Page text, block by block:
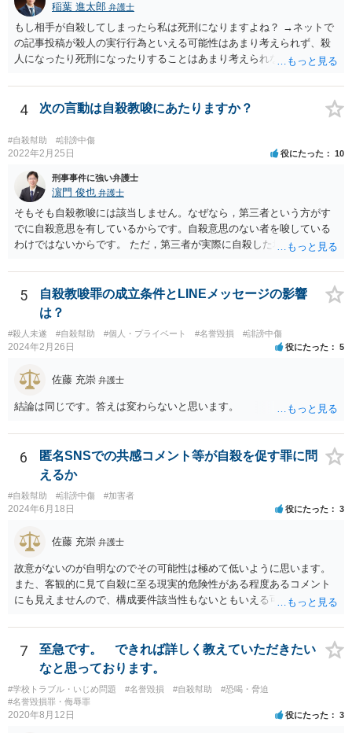
稲葉 進太郎 弁護士
もし相手が自殺してしまったら私は死刑になりますよね？ →ネットで
の記事投稿が殺人の実行行為といえる可能性はあまり考えられず、殺
人になったり死刑になったりすることはあまり考えられないように思
4 次の言動は自殺教唆にあたりますか？
#自殺幇助 #誹謗中傷
2022年2月25日 役にたった 10
刑事事件に強い弁護士
濵門 俊也 弁護士
そもそも自殺教唆には該当しません。なぜなら，第三者という方がす
でに自殺意思を有しているからです。自殺意思のない者を唆している
わけではないからです。 ただ，第三者が実際に自殺した場合，あなた
5
自殺教唆罪の成立条件とLINEメッセージの影響
は？
#殺人未遂 #自殺幇助 #個人・プライベート #名誉毀損 #誹謗中傷
2024年2月26日 役にたった 5
佐藤 充崇 弁護士
結論は同じです。答えは変わらないと思います。
6
匿名SNSでの共感コメント等が自殺を促す罪に問
えるか
#自殺幇助 #誹謗中傷 #加害者
2024年6月18日 役にたった 3
佐藤 充崇 弁護士
故意がないのが自明なのでその可能性は極めて低いように思います。
また、客観的に見て自殺に至る現実的危険性がある程度あるコメント
にも見えませんので、構成要件該当性もないともいえる可能性は高い
7
至急です。 できれば詳しく教えていただきたい
なと思っております。
#学校トラブル・いじめ問題 #名誉毀損 #自殺幇助
#恐喝・脅迫
#名誉毀損罪・侮辱罪
2020年8月12日 役にたった 3